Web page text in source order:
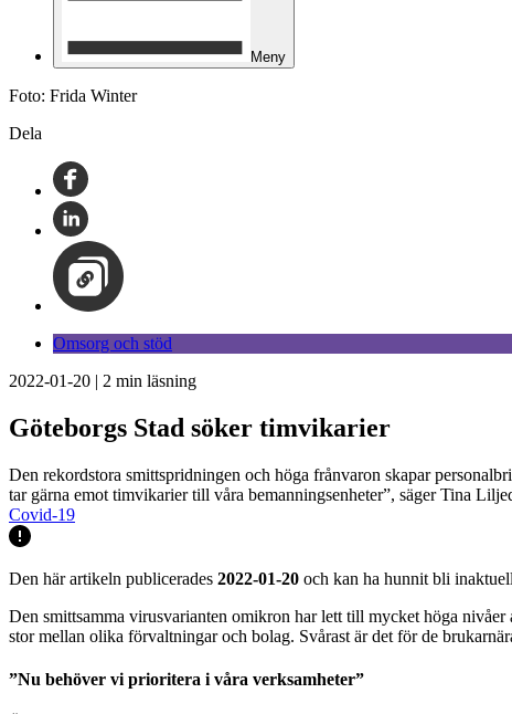
Meny
Foto: Frida Winter
Dela
Omsorg och stöd
2022-01-20 | 2 min läsning
Göteborgs Stad söker timvikarier
Den rekordstora smittspridningen och höga frånvaron skapar
tar gärna emot timvikarier till våra bemanningsenheter”, säger Tina
Covid-19
Den här artikeln publicerades 2022-01-20 och kan ha hunnit bli
Den smittsamma virusvarianten omikron har lett till mycket höga
stor mellan olika förvaltningar och bolag. Svårast är det för de
”Nu behöver vi prioritera i våra verksamheter”